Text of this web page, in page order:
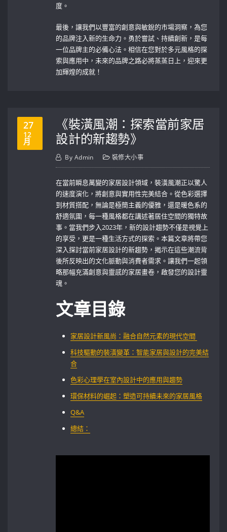
度。
最後，讓我們以豐富的創意與敏銳的市場洞察，為您
的品牌注入新的生命力。勇於嘗試、持續創新，是每
一位品牌主的必備心法。相信在您對於多元風格的探
索與應用中，未來的品牌之路必將蒸蒸日上，迎來更
加輝煌的成就！
27
12
月
《裝潢風潮：探索當前家居
設計的新趨勢》
By Admin 裝修大小事
在當前瞬息萬變的家居設計領域，裝潢風潮正以驚人
的速度演化，將創意與實用性完美結合。從色彩選擇
到材質搭配，無論是極簡主義的優雅，還是暖色系的
舒適氛圍，每一種風格都在講述著居住空間的獨特故
事。當我們步入2023年，新的設計趨勢不僅是視覺上
的享受，更是一種生活方式的探索。本篇文章將帶您
深入探討當前家居設計的新趨勢，揭示在這些潮流背
後所反映出的文化脈動與消費者需求。讓我們一起領
略那幅充滿創意與靈感的家居畫卷，啟發您的設計靈
魂。
文章目錄
家居設計新風尚：融合自然元素的現代空間 ‌
科技驅動的裝潢變革：智能家居與設計的完美結
合
色彩心理學在室內設計中的應用與趨勢
環保材料的崛起：塑造可持續未來的家居風格
Q&A
總結：